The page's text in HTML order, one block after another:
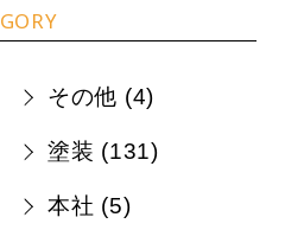
その他 (4)
塗装 (131)
本社 (5)